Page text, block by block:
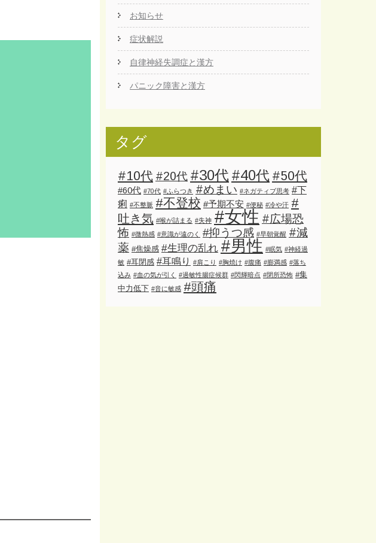
お知らせ
症状解説
自律神経失調症と漢方
パニック障害と漢方
タグ
#10代 #20代 #30代 #40代 #50代
#60代 #70代 #ふらつき #めまい #ネガティブ思考 #下
痢 #不整脈 #不登校 #予期不安 #便秘 #冷や汗 #
吐き気 #喉が詰まる #失神 #女性 #広場恐
怖 #微熱感 #意識が遠のく #抑うつ感 #早朝覚醒 #減
薬 #焦燥感 #生理の乱れ #男性 #眠気 #神経過
敏 #耳閉感 #耳鳴り #肩こり #胸焼け #腹痛 #膨満感 #落ち
込み #血の気が引く #過敏性腸症候群 #閃輝暗点 #閉所恐怖 #集
中力低下 #音に敏感 #頭痛